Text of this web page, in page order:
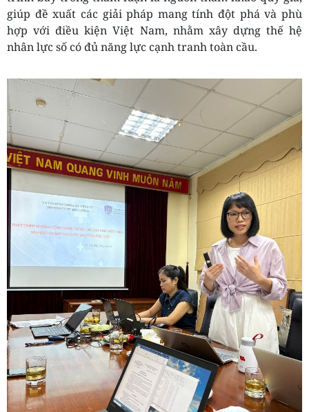
giúp đề xuất các giải pháp mang tính đột phá và phù
hợp với điều kiện Việt Nam, nhằm xây dựng thế hệ
nhân lực số có đủ năng lực cạnh tranh toàn cầu.